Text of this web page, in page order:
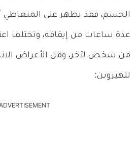
الجسم، فقد يظهر على المتعاطي
عدة ساعات من إيقافه، وتختلف
من شخص لآخر، ومن الأعراض
للهيروين: